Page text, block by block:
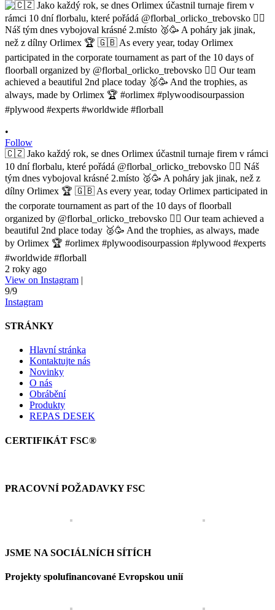
•
Follow
🇨🇿 Jako každý rok, se dnes Orlimex účastnil turnaje firem v rámci
10 dní florbalu, které pořádá @florbal_orlicko_trebovsko 👍🏼 Náš
tým dnes vybojoval krásné 2.místo 🥈🥳 A poháry jak jinak, než z
dílny Orlimex 🏆 🇬🇧 As every year, today Orlimex participated in
the corporate tournament as part of the 10 days of floorball
organized by @florbal_orlicko_trebovsko 👍🏼 Our team achieved a
beautiful 2nd place today 🥈🥳 And the trophies, as always, made
by Orlimex 🏆 #orlimex #plywoodisourpassion #plywood #experts
#worldwide #florball
2 roky ago
View on Instagram |
9/9
Instagram
STRÁNKY
Hlavní stránka
Kontaktujte nás
Novinky
O nás
Obrábění
Produkty
REPAS DESEK
CERTIFIKÁT FSC®
PRACOVNÍ POŽADAVKY FSC
JSME NA SOCIÁLNÍCH SÍTÍCH
Projekty spolufinancované Evropskou unií